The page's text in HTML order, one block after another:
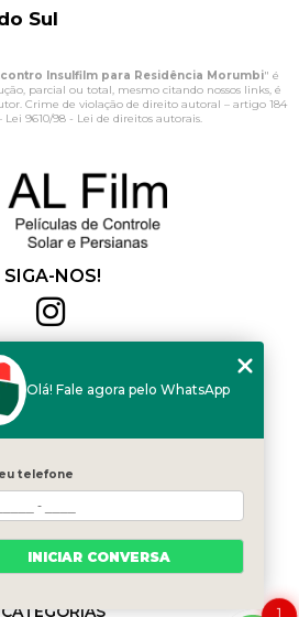
Sul
Insulfilm para Residência Morumbi" é
parcial ou total, mesmo citando nossos links, é
Crime de violação de direito autoral – artigo 184
Lei 9610/98 - Lei de direitos autorais.
SIGA-NOS!
(11) 2564-4684
(11) 94168-2041
MENU
HOME
QUEM SOMOS
SERVIÇOS
BLOG
CATEGORIAS
1
Olá! Fale agora pelo WhatsApp
telefone
INICIAR CONVERSA